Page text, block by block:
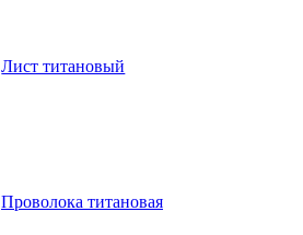
Лист титановый
Проволока титановая